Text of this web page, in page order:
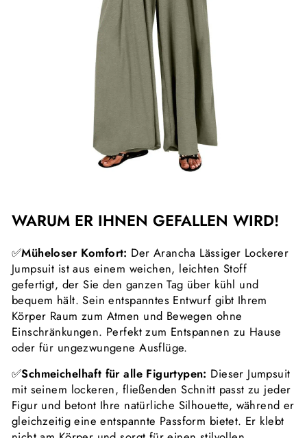
WARUM ER IHNEN GEFALLEN WIRD!
✅Müheloser Komfort: Der Arancha Lässiger Lockerer
Jumpsuit ist aus einem weichen, leichten Stoff
gefertigt, der Sie den ganzen Tag über kühl und
bequem hält. Sein entspanntes Entwurf gibt Ihrem
Körper Raum zum Atmen und Bewegen ohne
Einschränkungen. Perfekt zum Entspannen zu Hause
oder für ungezwungene Ausflüge.
✅Schmeichelhaft für alle Figurtypen: Dieser Jumpsuit
mit seinem lockeren, fließenden Schnitt passt zu jeder
Figur und betont Ihre natürliche Silhouette, während er
gleichzeitig eine entspannte Passform bietet. Er klebt